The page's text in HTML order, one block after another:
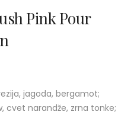
Pink Pour
jagoda, bergamot;
cvet narandže, zrna tonke;